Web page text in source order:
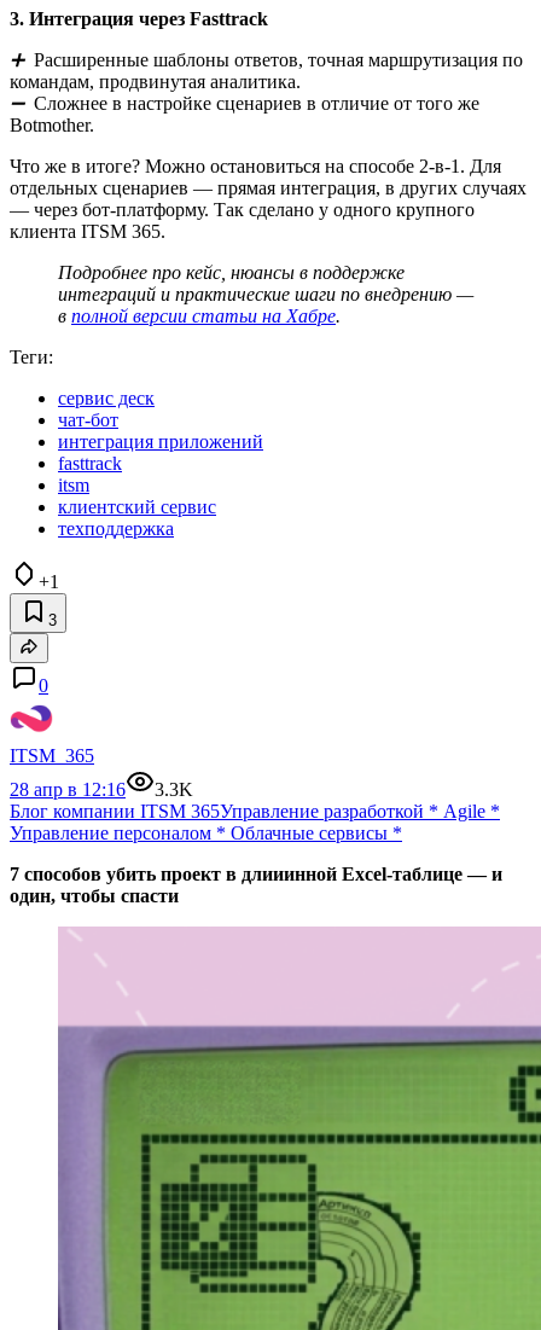
3. Интеграция через Fasttrack
➕ Расширенные шаблоны ответов, точная маршрутизация по
командам, продвинутая аналитика.
➖ Сложнее в настройке сценариев в отличие от того же
Botmother.
Что же в итоге? Можно остановиться на способе 2-в-1. Для
отдельных сценариев — прямая интеграция, в других случаях
— через бот-платформу. Так сделано у одного крупного
клиента ITSM 365.
Подробнее про кейс, нюансы в поддержке
интеграций и практические шаги по внедрению —
в полной версии статьи на Хабре.
Теги:
сервис деск
чат-бот
интеграция приложений
fasttrack
itsm
клиентский сервис
техподдержка
+1
3
0
ITSM_365
28 апр в 12:16
3.3K
Блог компании ITSM 365Управление разработкой * Agile *
Управление персоналом * Облачные сервисы *
7 способов убить проект в длииинной Excel-таблице — и
один, чтобы спасти